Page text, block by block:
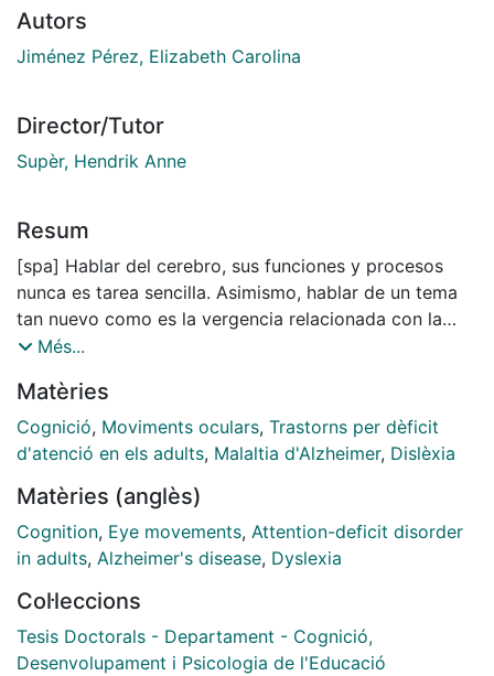
Autors
Jiménez Pérez, Elizabeth Carolina
Director/Tutor
Supèr, Hendrik Anne
Resum
[spa] Hablar del cerebro, sus funciones y procesos
nunca es tarea sencilla. Asimismo, hablar de un tema
tan nuevo como es la vergencia relacionada con la
atención y otros procesos cognitivos resulta
Resumen del trabajo que se hizo en la Tesis de
Vergencia en Procesos Cognitivos. La vergencia es el
movimiento simultáneo de los ojos, en direcciones
Cuando una persona con visión binocular mira a un
objeto, los ojos rotan alrededor de su eje vertical, de
tal manera que la proyección de la imagen está en el
visuales modulan el ángulo de convergencia del ojo,
como una función de su capacidad para captar la
atención (Puig, Pérez Zapata, Casanova, & Super,
Més...
Matèries
Cognició, Moviments oculars, Trastorns per dèficit
d'atenció en els adults, Malaltia d'Alzheimer, Dislèxia
Matèries (anglès)
Cognition, Eye movements, Attention-deficit disorder
in adults, Alzheimer's disease, Dyslexia
Col·leccions
Tesis Doctorals - Departament - Cognició,
Desenvolupament i Psicologia de l'Educació